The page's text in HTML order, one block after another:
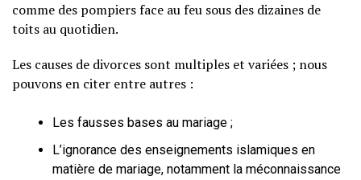
comme des pompiers face au feu sous des dizaines de
toits au quotidien.
Les causes de divorces sont multiples et variées ; nous
pouvons en citer entre autres :
Les fausses bases au mariage ;
L’ignorance des enseignements islamiques en
matière de mariage, notamment la méconnaissance